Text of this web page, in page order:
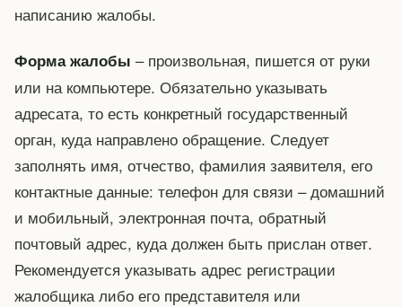
написанию жалобы.
Форма жалобы – произвольная, пишется от руки
или на компьютере. Обязательно указывать
адресата, то есть конкретный государственный
орган, куда направлено обращение. Следует
заполнять имя, отчество, фамилия заявителя, его
контактные данные: телефон для связи – домашний
и мобильный, электронная почта, обратный
почтовый адрес, куда должен быть прислан ответ.
Рекомендуется указывать адрес регистрации
жалобщика либо его представителя или